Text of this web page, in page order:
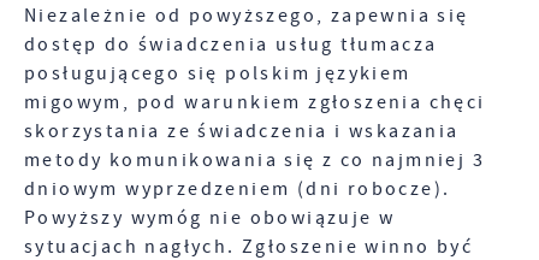
Niezależnie od powyższego, zapewnia się
dostęp do świadczenia usług tłumacza
posługującego się polskim językiem
migowym, pod warunkiem zgłoszenia chęci
skorzystania ze świadczenia i wskazania
metody komunikowania się z co najmniej 3
dniowym wyprzedzeniem (dni robocze).
Powyższy wymóg nie obowiązuje w
sytuacjach nagłych. Zgłoszenie winno być
Wyrażenie zgody na analityczne pliki cookies
gwarantuje dostępność wszystkich
funkcjonalności.
Promocyjne pliki cookies służą do prezentowania
Ci naszych komunikatów na podstawie analizy
Twoich upodobań oraz Twoich zwyczajów
dotyczących przeglądanej witryny internetowej.
Treści promocyjne mogą pojawić się na stronach
podmiotów trzecich lub firm będących naszymi
partnerami oraz innych dostawców usług. Firmy te
działają w charakterze pośredników
prezentujących nasze treści w postaci wiadomości,
ofert, komunikatów mediów społecznościowych.